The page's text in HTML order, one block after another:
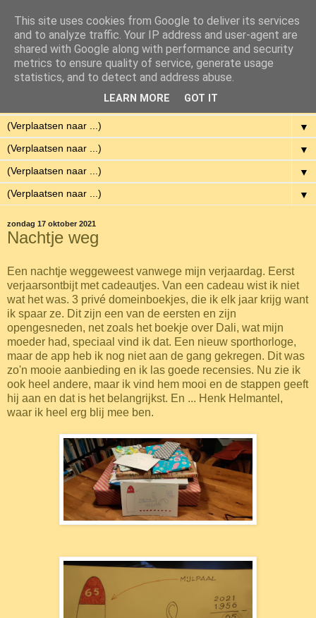
Eenvoudig Gelukkig
Met weinig middelen een hoge kwaliteit van leven hebben.
▼
▼
▼
▼
zondag 17 oktober 2021
Nachtje weg
Een nachtje weggeweest vanwege mijn verjaardag. Eerst
verjaarsontbijt met cadeautjes. Van een cadeau wist ik niet
wat het was. 3 privé domeinboekjes, die ik elk jaar krijg want
ik spaar ze. Dit zijn een van de eersten en zijn
opengesneden, net zoals het boekje over Dali, wat mijn
moeder had, speciaal vind ik dat. Een nieuw sporthorloge,
maar de app heb ik nog niet aan de gang gekregen. Dit was
zo'n mooie aanbieding en ik las goede recensies. Nu zie ik
ook heel andere, maar ik vind hem mooi en de stappen geeft
hij aan en dat is het belangrijkst. En ... Henk Helmantel,
waar ik heel erg blij mee ben.
This site uses cookies from Google to deliver its services
and to analyze traffic. Your IP address and user-agent are
shared with Google along with performance and security
metrics to ensure quality of service, generate usage
statistics, and to detect and address abuse.
LEARN MORE GOT IT